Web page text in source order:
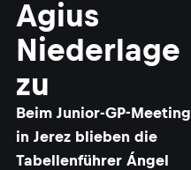
Agius
Niederlage
zu
Beim Junior-GP-Meeting
in Jerez blieben die
Tabellenführer Ángel